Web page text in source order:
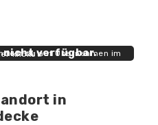
nicht verfügbar.
du auf Übernehmen im Banner klickst.
in